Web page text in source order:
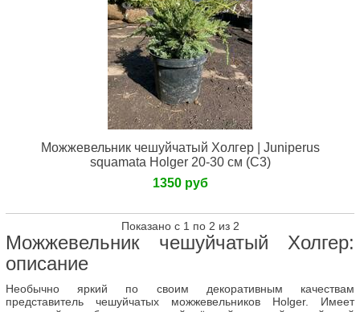
Можжевельник чешуйчатый Холгер | Juniperus
squamata Holger 20-30 см (С3)
1350 руб
Показано с 1 по 2 из 2
Можжевельник чешуйчатый Холгер:
описание
Необычно яркий по своим декоративным качествам
представитель чешуйчатых можжевельников Holger. Имеет